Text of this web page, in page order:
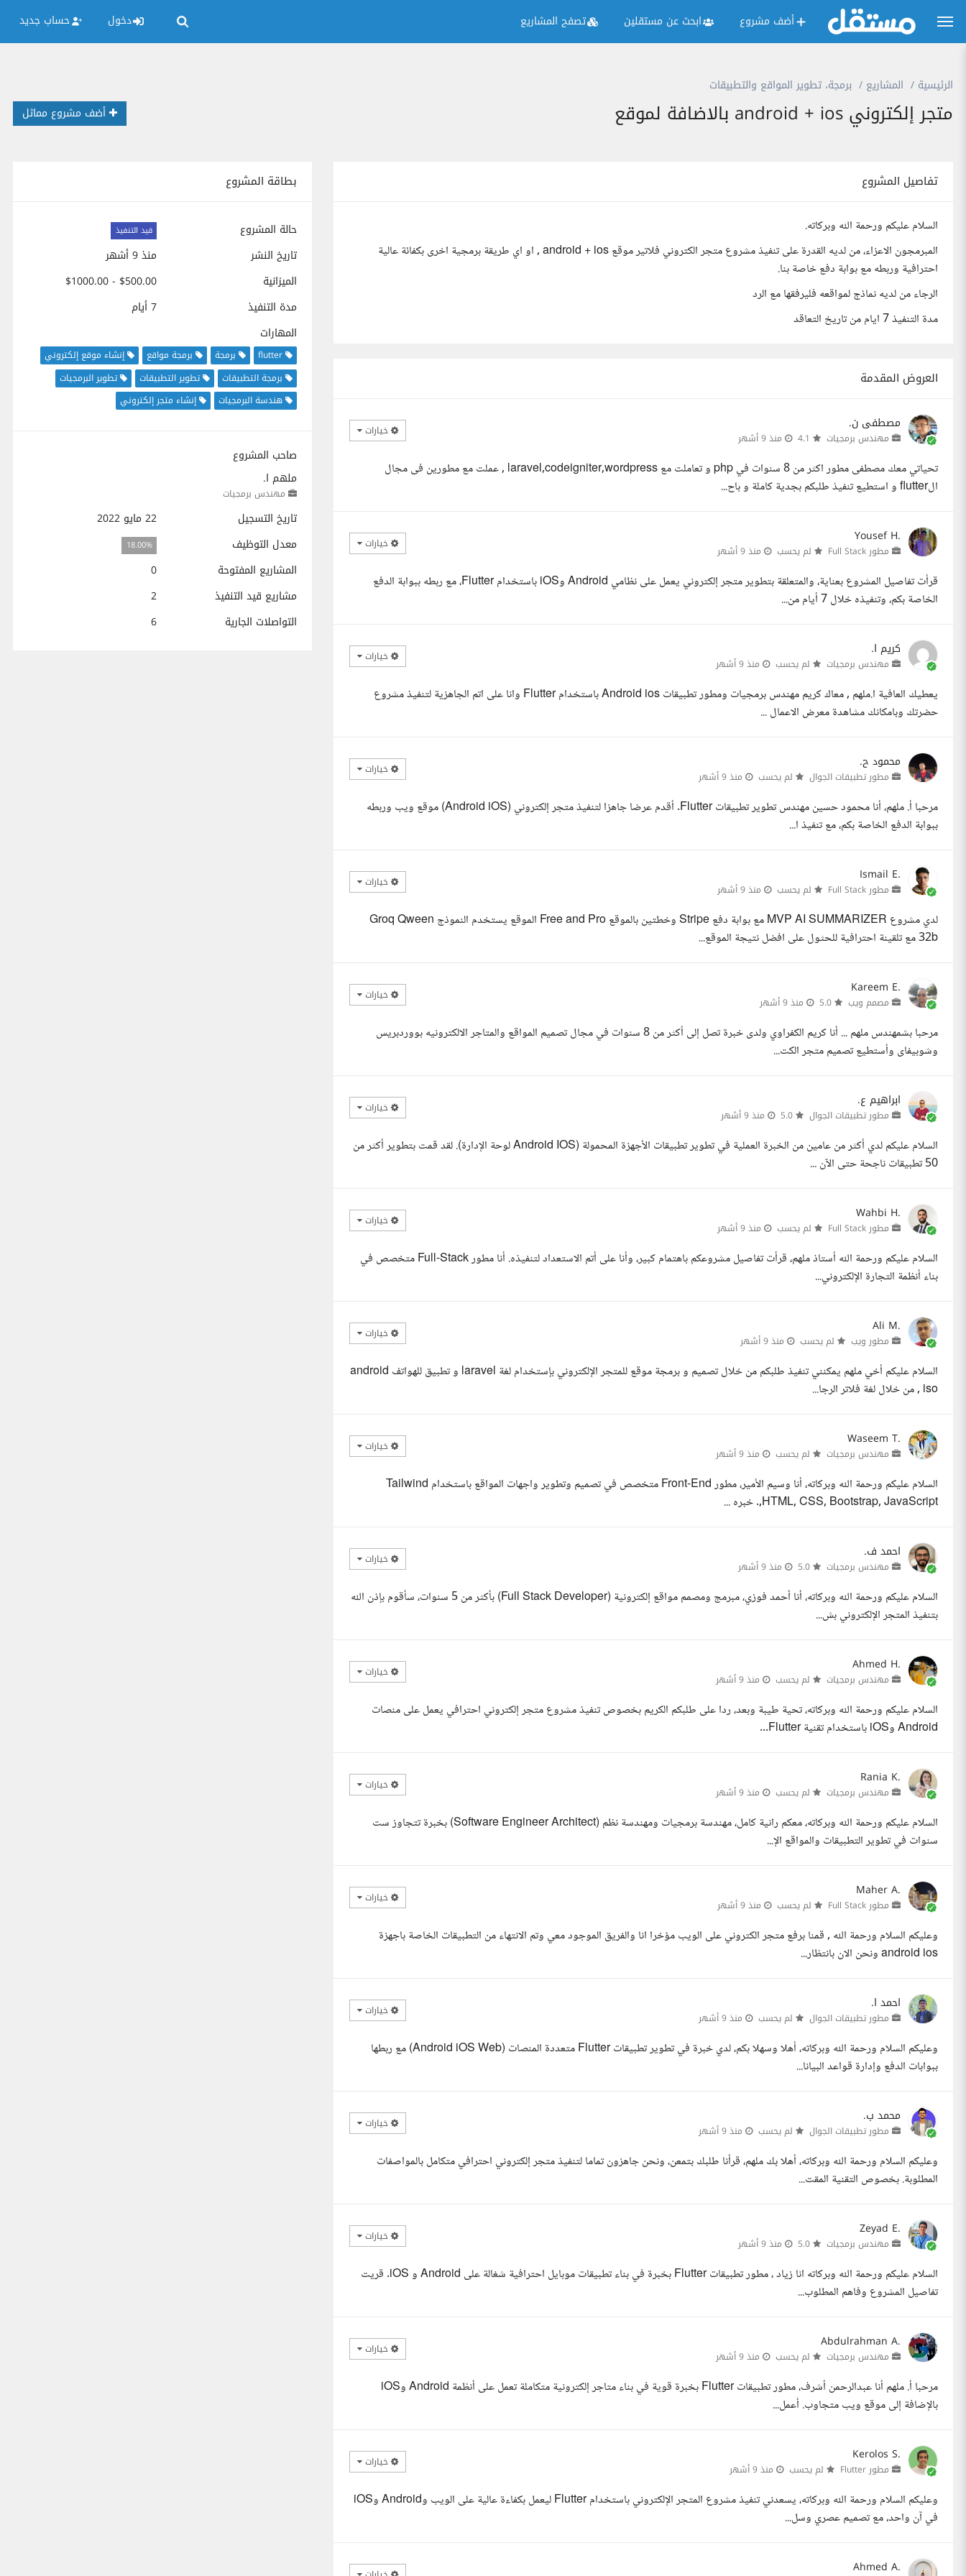
أضف مشروع ابحث عن مستقلين تصفح المشاريع دخول حساب جديد
الرئيسية المشاريع برمجة، تطوير المواقع والتطبيقات
متجر إلكتروني android + ios بالاضافة لموقع أضف مشروع مماثل
بطاقة المشروع
حالة المشروع قيد التنفيذ
تاريخ النشر
منذ 9 أشهر
الميزانية
$500.00 - $1000.00
مدة التنفيذ
7 أيام
المهارات
flutter برمجة برمجة مواقع
إنشاء موقع إلكتروني
برمجة التطبيقات
تطوير التطبيقات
تطوير البرمجيات
هندسة البرمجيات
إنشاء متجر إلكتروني
صاحب المشروع
ملهم ا.
مهندس برمجيات
تاريخ التسجيل
22 مايو 2022
معدل التوظيف
18.00%
المشاريع المفتوحة
0
مشاريع قيد التنفيذ
2
التواصلات الجارية
6
تفاصيل المشروع
السلام عليكم ورحمة الله وبركاته.
المبرمجون الاعزاء، من لديه القدرة على تنفيذ مشروع متجر الكتروني فلاتير موقع android + ios , او اي طريقة برمجية اخرى بكفائة عالية
احترافية وربطه مع بوابة دفع خاصة بنا.
الرجاء من لديه نماذج لمواقعه فليرفقها مع الرد
مدة التنفيذ 7 ايام من تاريخ التعاقد
العروض المقدمة
مصطفى ن.
مهندس برمجيات منذ 9 أشهر خيارات
تحياتي معك مصطفى مطور اكثر من 8 سنوات في php و تعاملت مع laravel,codeigniter,wordpress , عملت مع مطورين فى مجال
الflutter و استطيع تنفيذ طلبكم بجدية كاملة و باح...
Yousef H.
مطور Full Stack لم يحسب منذ 9 أشهر خيارات
قرأت تفاصيل المشروع بعناية، والمتعلقة بتطوير متجر إلكتروني يعمل على نظامي Android وiOS باستخدام Flutter، مع ربطه ببوابة الدفع
الخاصة بكم، وتنفيذه خلال 7 أيام من...
كريم ا.
مهندس برمجيات لم يحسب منذ 9 أشهر خيارات
يعطيك العافية ا.ملهم , معاك كريم مهندس برمجيات ومطور تطبيقات Android ios باستخدام Flutter وانا على اتم الجاهزية لتنفيذ مشروع
حضرتك وبامكانك مشاهدة معرض الاعمال ...
محمود ح.
مطور تطبيقات الجوال لم يحسب منذ 9 أشهر خيارات
مرحبا أ. ملهم، أنا محمود حسين مهندس تطوير تطبيقات Flutter. أقدم عرضا جاهزا لتنفيذ متجر إلكتروني (Android iOS) موقع ويب وربطه
ببوابة الدفع الخاصة بكم، مع تنفيذ ا...
Ismail E.
مطور Full Stack لم يحسب منذ 9 أشهر خيارات
لدي مشروع MVP AI SUMMARIZER مع بوابة دفع Stripe وخطتين بالموقع Free and Pro الموقع يستخدم النموذج Groq Qween
32b مع تلقينة احترافية للحثول على افضل نتيجة الموقع...
Kareem E.
مصمم ويب منذ 9 أشهر خيارات
مرحبا بشمهندس ملهم ... أنا كريم الكفراوي ولدى خبرة تصل إلى أكثر من 8 سنوات في مجال تصميم المواقع والمتاجر الالكترونيه بووردبريس
وشوبيفاى وأستطيع تصميم متجر الكت...
ابراهيم ع.
مطور تطبيقات الجوال منذ 9 أشهر خيارات
السلام عليكم لدي أكثر من عامين من الخبرة العملية في تطوير تطبيقات الأجهزة المحمولة (Android IOS لوحة الإدارة). لقد قمت بتطوير أكثر من
50 تطبيقات ناجحة حتى الآن ...
Wahbi H.
مطور Full Stack لم يحسب منذ 9 أشهر خيارات
السلام عليكم ورحمة الله أستاذ ملهم، قرأت تفاصيل مشروعكم باهتمام كبير، وأنا على أتم الاستعداد لتنفيذه. أنا مطور Full-Stack متخصص في
بناء أنظمة التجارة الإلكتروني...
Ali M.
مطور ويب لم يحسب منذ 9 أشهر خيارات
السلام عليكم أخي ملهم يمكنني تنفيذ طلبكم من خلال تصميم و برمجة موقع للمتجر الإلكتروني بإستخدام لغة laravel و تطبيق للهواتف android
, iso من خلال لغة فلاتر الرجا...
Waseem T.
مهندس برمجيات لم يحسب منذ 9 أشهر خيارات
السلام عليكم ورحمة الله وبركاته، أنا وسيم الأمير، مطور Front-End متخصص في تصميم وتطوير واجهات المواقع باستخدام Tailwind
,HTML, CSS, Bootstrap, JavaScript. خبره ...
احمد ف.
مهندس برمجيات منذ 9 أشهر خيارات
السلام عليكم ورحمة الله وبركاته، أنا أحمد فوزي، مبرمج ومصمم مواقع إلكترونية (Full Stack Developer) بأكثر من 5 سنوات، سأقوم بإذن الله
بتنفيذ المتجر الإلكتروني بش...
Ahmed H.
مهندس برمجيات لم يحسب منذ 9 أشهر خيارات
السلام عليكم ورحمة الله وبركاته، تحية طيبة وبعد، ردا على طلبكم الكريم بخصوص تنفيذ مشروع متجر إلكتروني احترافي يعمل على منصات
Android وiOS باستخدام تقنية Flutter...
Rania K.
مهندس برمجيات لم يحسب منذ 9 أشهر خيارات
السلام عليكم ورحمة الله وبركاته، معكم رانية كامل، مهندسة برمجيات ومهندسة نظم (Software Engineer Architect) بخبرة تتجاوز ست
سنوات في تطوير التطبيقات والمواقع الإ...
Maher A.
مطور Full Stack لم يحسب منذ 9 أشهر خيارات
وعليكم السلام ورحمة الله , قمنا برفع متجر الكتروني على الويب مؤخرا انا والفريق الموجود معي وتم الانتهاء من التطبيقات الخاصة باجهزة
android ios ونحن الان بانتظار...
احمد ا.
مطور تطبيقات الجوال لم يحسب منذ 9 أشهر خيارات
وعليكم السلام ورحمة الله وبركاته، أهلا وسهلا بكم، لدي خبرة في تطوير تطبيقات Flutter متعددة المنصات (Android iOS Web) مع ربطها
ببوابات الدفع وإدارة قواعد البيانا...
محمد ب.
مطور تطبيقات الجوال لم يحسب منذ 9 أشهر خيارات
وعليكم السلام ورحمة الله وبركاته، أهلا بك ملهم، قرأنا طلبك بتمعن، ونحن جاهزون تماما لتنفيذ متجر إلكتروني احترافي متكامل بالمواصفات
المطلوبة. بخصوص التقنية المقت...
Zeyad E.
مهندس برمجيات منذ 9 أشهر خيارات
السلام عليكم ورحمة الله وبركاته انا زياد ، مطور تطبيقات Flutter بخبرة في بناء تطبيقات موبايل احترافية شغالة على Android و iOS. قريت
تفاصيل المشروع وفاهم المطلوب...
Abdulrahman A.
مهندس برمجيات لم يحسب منذ 9 أشهر خيارات
مرحبا أ. ملهم أنا عبدالرحمن أشرف، مطور تطبيقات Flutter بخبرة قوية في بناء متاجر إلكترونية متكاملة تعمل على أنظمة Android وiOS
بالإضافة إلى موقع ويب متجاوب. أعمل...
Kerolos S.
مطور Flutter لم يحسب منذ 9 أشهر خيارات
وعليكم السلام ورحمة الله وبركاته، يسعدني تنفيذ مشروع المتجر الإلكتروني باستخدام Flutter ليعمل بكفاءة عالية على الويب وAndroid وiOS
في آن واحد، مع تصميم عصري وسل...
Ahmed A.